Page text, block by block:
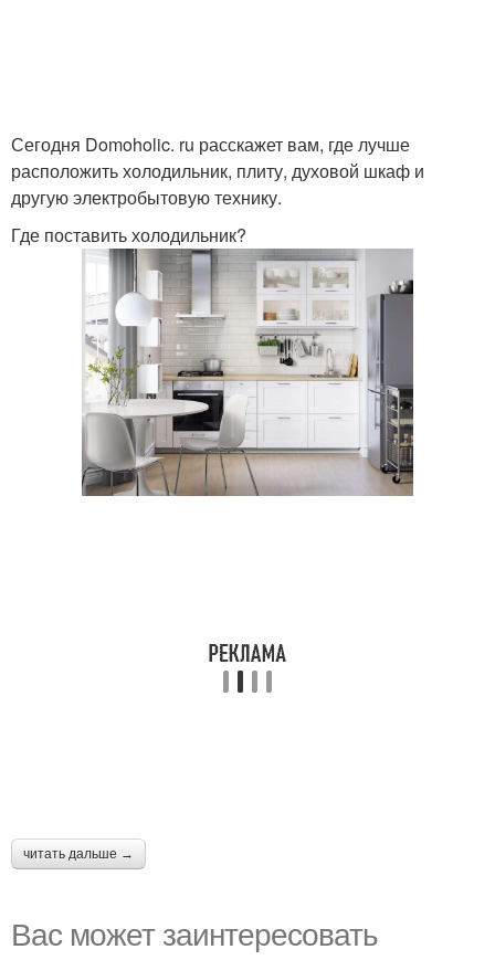
Сегодня Domoholic. ru расскажет вам, где лучше
расположить холодильник, плиту, духовой шкаф и
другую электробытовую технику.
Где поставить холодильник?
читать дальше →
Вас может заинтересовать